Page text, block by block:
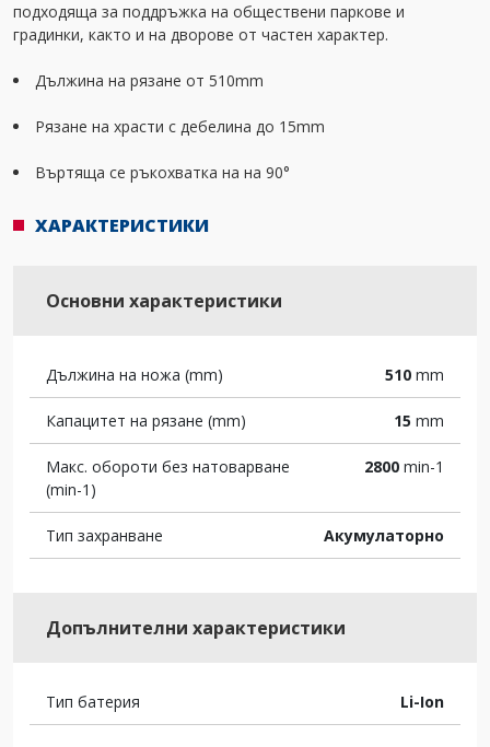
подходяща за поддръжка на обществени паркове и
градинки, както и на дворове от частен характер.
Дължина на рязане от 510mm
Рязане на храсти с дебелина до 15mm
Въртяща се ръкохватка на на 90°
ХАРАКТЕРИСТИКИ
Основни характеристики
Дължина на ножа (mm) 510 mm
Капацитет на рязане (mm) 15 mm
Макс. обороти без натоварване
(min-1)
2800 min-1
Тип захранване Акумулаторно
Допълнителни характеристики
Тип батерия Li-Ion